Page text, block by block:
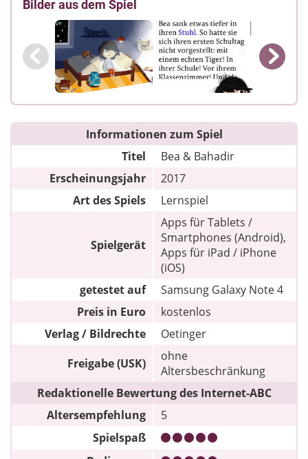
Bilder aus dem Spiel
Informationen zum Spiel
Titel
Bea & Bahadir
Erscheinungsjahr
2017
Art des Spiels
Lernspiel
Spielgerät
Apps für Tablets /
Smartphones (Android),
Apps für iPad / iPhone
(iOS)
getestet auf
Samsung Galaxy Note 4
Preis in Euro
kostenlos
Verlag / Bildrechte
Oetinger
Freigabe (USK)
ohne
Altersbeschränkung
Redaktionelle Bewertung des Internet-ABC
Altersempfehlung
5
Spielspaß